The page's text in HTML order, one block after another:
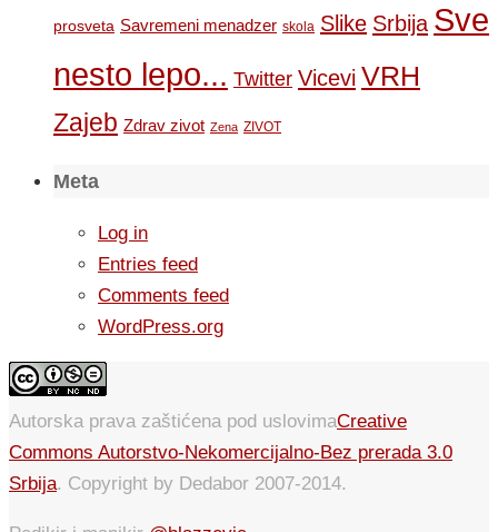
prosveta Savremeni menadzer skola Slike Srbija Sve
nesto lepo... Twitter Vicevi VRH
Zajeb Zdrav zivot Zena ZIVOT
Meta
Log in
Entries feed
Comments feed
WordPress.org
Autorska prava zaštićena pod uslovimaCreative
Commons Autorstvo-Nekomercijalno-Bez prerada 3.0
Srbija. Copyright by Dedabor 2007-2014.